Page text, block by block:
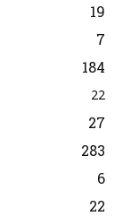
19
7
184
22
27
283
6
22